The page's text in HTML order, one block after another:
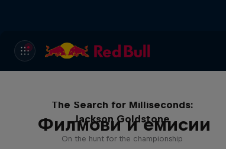
Филмови и емисии
The Search for Milliseconds:
Jackson Goldstone
On the hunt for the championship